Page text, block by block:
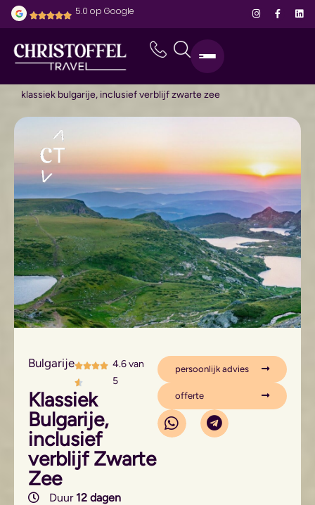
5.0 op Google
klassiek bulgarije, inclusief verblijf zwarte zee
Bulgarije
4.6 van
5
Klassiek
Bulgarije,
inclusief
verblijf Zwarte
Zee
Duur 12 dagen
persoonlijk advies
offerte